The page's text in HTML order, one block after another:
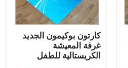
كارتون بوكيمون الجديد
غرفة المعيشة
الكريستالية للطفل